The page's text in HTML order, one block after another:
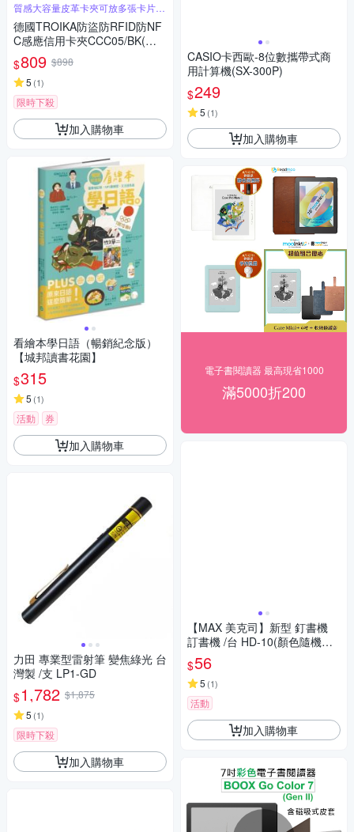
質感大容量皮革卡夾可放多張卡片，
非常方便
德國TROIKA防盜防RFID防NF
C感應信用卡夾CCC05/BK(外/
質感皮革;內/不鏽鋼硬盒設計;磁
扣開關)
$809 $898
5 (1)
限時下殺
加入購物車
看繪本學日語（暢銷紀念版）
【城邦讀書花園】
$315
5 (1)
活動 券
加入購物車
力田 專業型雷射筆 變焦綠光 台
灣製 /支 LP1-GD
$1,782 $1,875
5 (1)
限時下殺
加入購物車
CASIO卡西歐-8位數攜帶式商
用計算機(SX-300P)
$249
5 (1)
加入購物車
電子書閱讀器 最高現省1000
滿5000折200
【MAX 美克司】新型 釘書機
訂書機 /台 HD-10(顏色隨機出
貨)
$56
5 (1)
活動
加入購物車